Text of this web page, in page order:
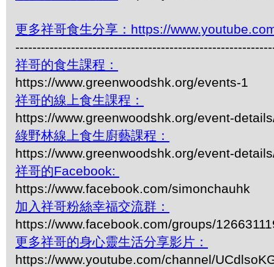
更多祥哥食生分享：https://
祥哥的食生課程：
https://www.greenwoodshk.org/events-1
祥哥的線上食生課程：
https://www.greenwoodshk.org/event-
綠野林線上食生廚藝課程：
https://www.greenwoodshk.org/event-
祥哥的Facebook:
https://www.facebook.com/simonchauhk
加入祥哥粉絲幸福交流群：
https://www.facebook.com/groups/
更多祥哥的身心靈生活分享影片：
https://www.youtube.com/channel/